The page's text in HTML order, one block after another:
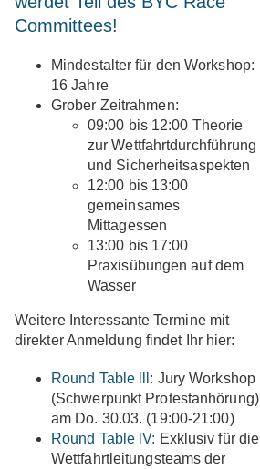
Committees!
Mindestalter für den Workshop:
16 Jahre
Grober Zeitrahmen:
09:00 bis 12:00 Theorie
zur Wettfahrtdurchführung
und Sicherheitsaspekten
12:00 bis 13:00
gemeinsames
Mittagessen
13:00 bis 17:00
Praxisübungen auf dem
Wasser
Weitere Interessante Termine mit
direkter Anmeldung findet Ihr hier:
Round Table lll: Jury Workshop
(Schwerpunkt Protestanhörung)
am Do. 30.03. (19:00-21:00)
Round Table lV: Exklusiv für die
Wettfahrtleitungsteams der